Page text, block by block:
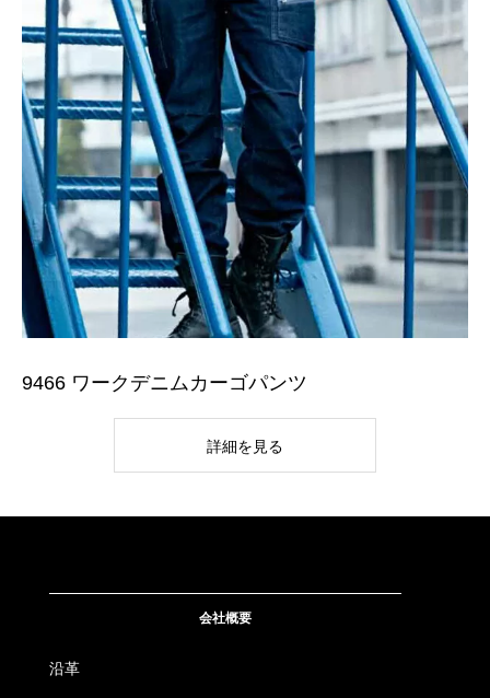
9466 ワークデニムカーゴパンツ
詳細を見る
会社概要
沿革